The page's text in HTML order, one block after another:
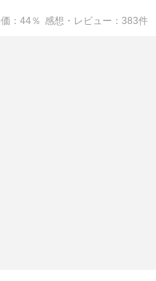
44％ 感想・レビュー 383件